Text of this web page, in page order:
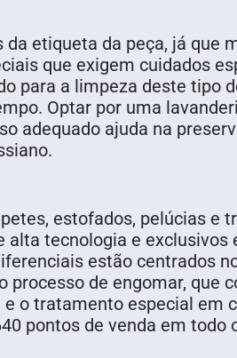
etiqueta da peça, já que
que exigem cuidados
para a limpeza deste tipo
Optar por uma
adequado ajuda na
estofados, pelúcias e
tecnologia e exclusivos
estão centrados
processo de engomar, que
o tratamento especial em
pontos de venda em todo